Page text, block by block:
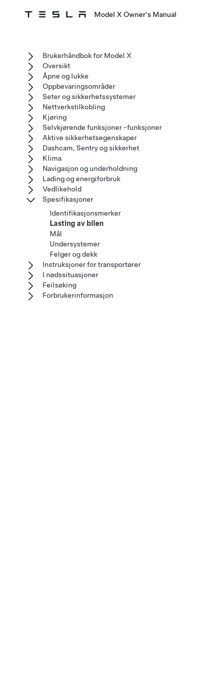
Model X Owner's Manual
Brukerhåndbok for Model X
Oversikt
Åpne og lukke
Oppbevaringsområder
Seter og sikkerhetssystemer
Nettverkstilkobling
Kjøring
Selvkjørende funksjoner -funksjoner
Aktive sikkerhetsegenskaper
Dashcam, Sentry og sikkerhet
Klima
Navigasjon og underholdning
Lading og energiforbruk
Vedlikehold
Spesifikasjoner
Identifikasjonsmerker
Lasting av bilen
Mål
Undersystemer
Felger og dekk
Instruksjoner for transportører
I nødssituasjoner
Feilsøking
Forbrukerinformasjon